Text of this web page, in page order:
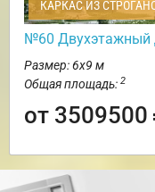
КАРКАС ИЗ
№60 Двухэтажный
Размер: 6х9 м
Общая площадь: 2
от 3509500